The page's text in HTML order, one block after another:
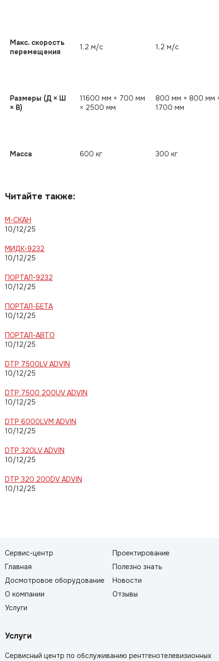
Макс. скорость
перемещения
1,2 м/с 1,2 м/с
Размеры (Д × Ш
× В)
11600 мм × 700 мм
× 2500 мм
800 мм × 800 мм
1700 мм
Масса 600 кг 300 кг
Читайте также:
М-СКАН
10/12/25
МИДК-9232
10/12/25
ПОРТАЛ-9232
10/12/25
ПОРТАЛ-БЕТА
10/12/25
ПОРТАЛ-АВТО
10/12/25
DTP 7500LV ADVIN
10/12/25
DTP 7500 200UV ADVIN
10/12/25
DTP 6000LVM ADVIN
10/12/25
DTP 320LV ADVIN
10/12/25
DTP 320 200DV ADVIN
10/12/25
Сервис-центр
Главная
Досмотровое оборудование
О компании
Услуги
Проектирование
Полезно знать
Новости
Отзывы
Услуги
Сервисный центр по обслуживанию рентгенотелевизионных